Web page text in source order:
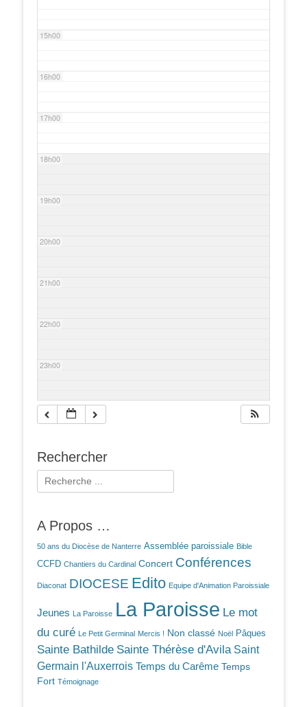
15h00
16h00
17h00
18h00
19h00
20h00
21h00
22h00
23h00
Rechercher
Rechercher :
A Propos …
50 ans du Diocèse de Nanterre Assemblée paroissiale Bible
CCFD Chantiers du Cardinal Concert Conférences
Diaconat DIOCESE Edito Equipe d'Animation Paroissiale
Jeunes La Paroisse La Paroisse Le mot
du curé Le Petit Germinal Mercis ! Non classé Noël Pâques
Sainte Bathilde Sainte Thérèse d'Avila Saint
Germain l'Auxerrois Temps du Carême Temps
Fort Témoignage